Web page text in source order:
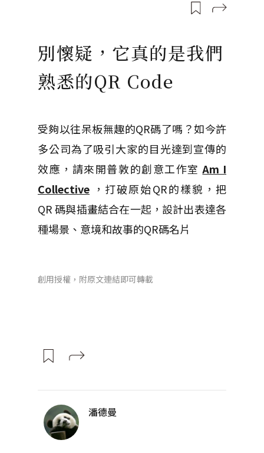
別懷疑，它真的是我們
熟悉的QR Code
受夠以往呆板無趣的QR碼了嗎？如今許
多公司為了吸引大家的目光達到宣傳的
效應，請來開普敦的創意工作室 Am I
Collective ，打破原始QR的樣貌，把
QR 碼與插畫結合在一起，設計出表達各
種場景、意境和故事的QR碼名片
創用授權，附原文連結即可轉載
潘德曼